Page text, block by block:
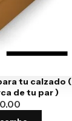
tu calzado (
de tu par )